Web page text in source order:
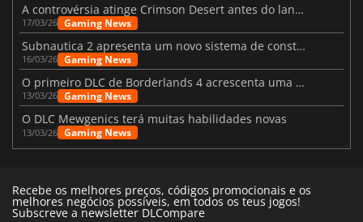
A controvérsia atinge Crimson Desert antes do lançamento
17/03/26 Gaming News
Subnautica 2 apresenta um novo sistema de construção de bases
16/03/26 Gaming News
O primeiro DLC de Borderlands 4 acrescenta uma nova personagem e muito mais
13/03/26 Gaming News
O DLC Mewgenics terá muitas habilidades novas
13/03/26 Gaming News
Recebe os melhores preços, códigos promocionais e os
melhores negócios possíveis, em todos os teus jogos!
Subscreve a newsletter DLCompare